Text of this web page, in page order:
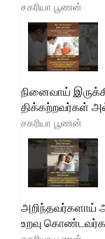
சகரியா பூணன்
நினைவாய்
திக்கற்றவர்கள்
சகரியா பூணன்
அறிந்தவர்களாய்
உறவு